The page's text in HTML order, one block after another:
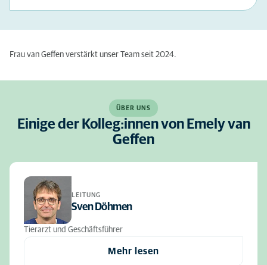
Frau van Geffen verstärkt unser Team seit 2024.
ÜBER UNS
Einige der Kolleg:innen von Emely van
Geffen
LEITUNG
Sven Döhmen
Tierarzt und Geschäftsführer
Mehr lesen